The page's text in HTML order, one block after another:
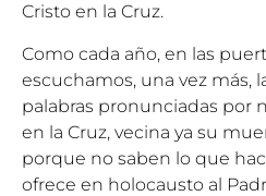
Cristo en la Cruz.
Como cada año, en las
escuchamos, una vez más,
palabras pronunciadas por
en la Cruz, vecina ya su
porque no saben lo que
ofrece en holocausto al